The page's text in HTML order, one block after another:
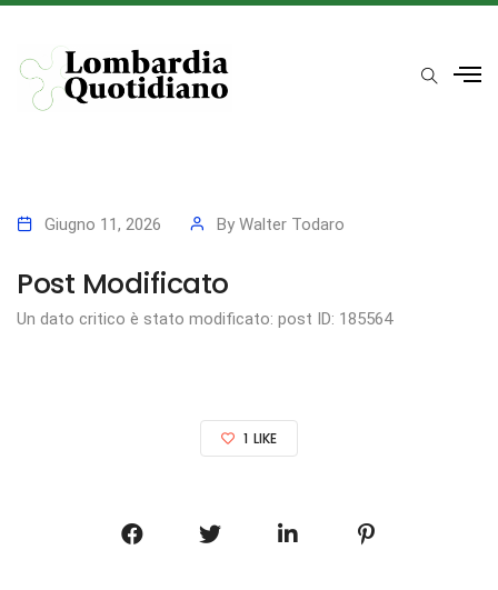
Giugno 11, 2026 By Walter Todaro
Post Modificato
Un dato critico è stato modificato: post ID: 185564
1 LIKE